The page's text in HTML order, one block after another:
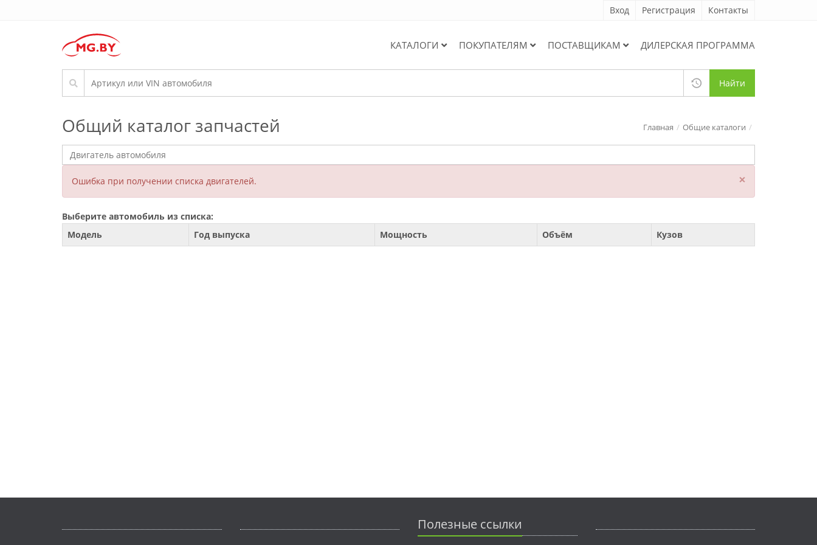
Вход Регистрация Контакты
КАТАЛОГИ ПОКУПАТЕЛЯМ ПОСТАВЩИКАМ ДИЛЕРСКАЯ ПРОГРАММА
Найти
Общий каталог запчастей Главная Общие каталоги
Ошибка при получении списка двигателей. ×
Выберите автомобиль из списка:
Модель
Год выпуска Мощность Объём Кузов
Полезные ссылки